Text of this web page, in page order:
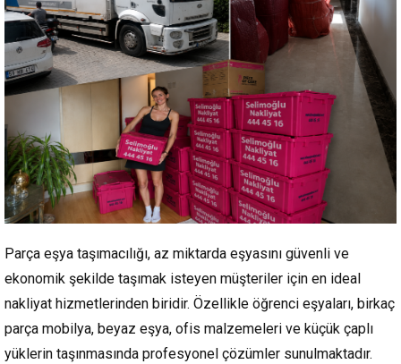
Parça eşya taşımacılığı, az miktarda eşyasını güvenli ve
ekonomik şekilde taşımak isteyen müşteriler için en ideal
nakliyat hizmetlerinden biridir. Özellikle öğrenci eşyaları, birkaç
parça mobilya, beyaz eşya, ofis malzemeleri ve küçük çaplı
yüklerin taşınmasında profesyonel çözümler sunulmaktadır.